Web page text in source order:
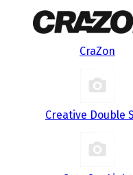
CraZon
Creative Double